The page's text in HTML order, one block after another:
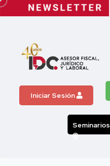
Iniciar Sesión
Seminarios